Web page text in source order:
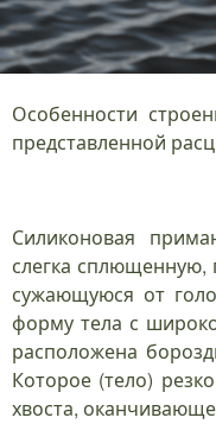
Особенности
представленной
Силиконовая
слегка сплющенную,
сужающуюся от
форму тела с
расположена
Которое (тело)
хвоста,